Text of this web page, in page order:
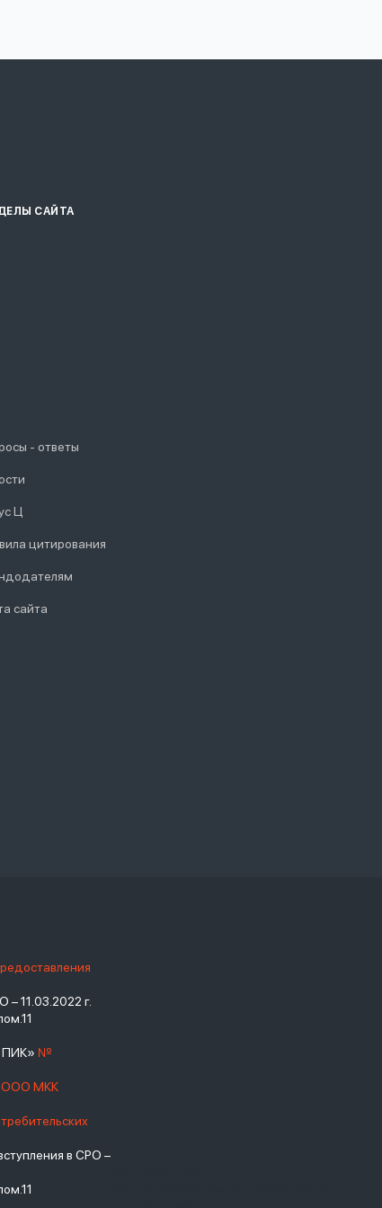
САЙТА
- ответы
Ц
цитирования
сайта
11.03.2022 г.
ПИК» №
ООО МКК
в СРО –